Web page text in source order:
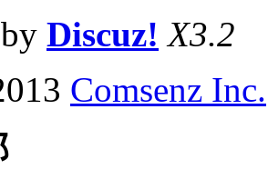
Discuz! X3.2
Comsenz Inc.